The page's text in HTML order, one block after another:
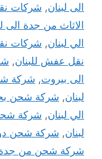
الى لبنان, شركات
الاثاث من جدة الى
الي لبنان, شركات
نقل عفش للبنان,
الى بيروت, شركة
لبنان, شركة شحن
الي لبنان, شركة
لبنان, شركة شحن
شركة شحن من جدة